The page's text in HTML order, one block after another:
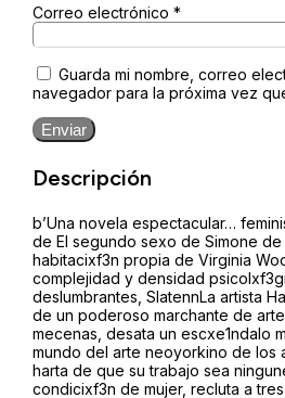
Correo electrónico *
Guarda mi nombre, correo
navegador para la próxima vez
Enviar
Descripción
b’Una novela espectacular…
de El segundo sexo de Simone de
habitacixf3n propia de Virginia
complejidad y densidad
deslumbrantes, SlatennLa artista
de un poderoso marchante de
mecenas, desata un escxe1ndalo
mundo del arte neoyorkino de los
harta de que su trabajo sea
condicixf3n de mujer, recluta a